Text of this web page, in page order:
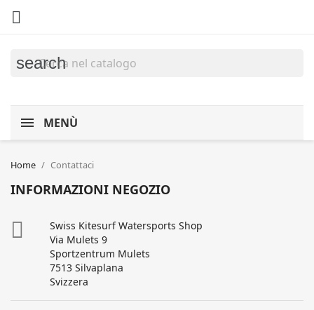

search
MENÙ
Home Contattaci
INFORMAZIONI NEGOZIO

Swiss Kitesurf Watersports Shop
Via Mulets 9
Sportzentrum Mulets
7513 Silvaplana
Svizzera